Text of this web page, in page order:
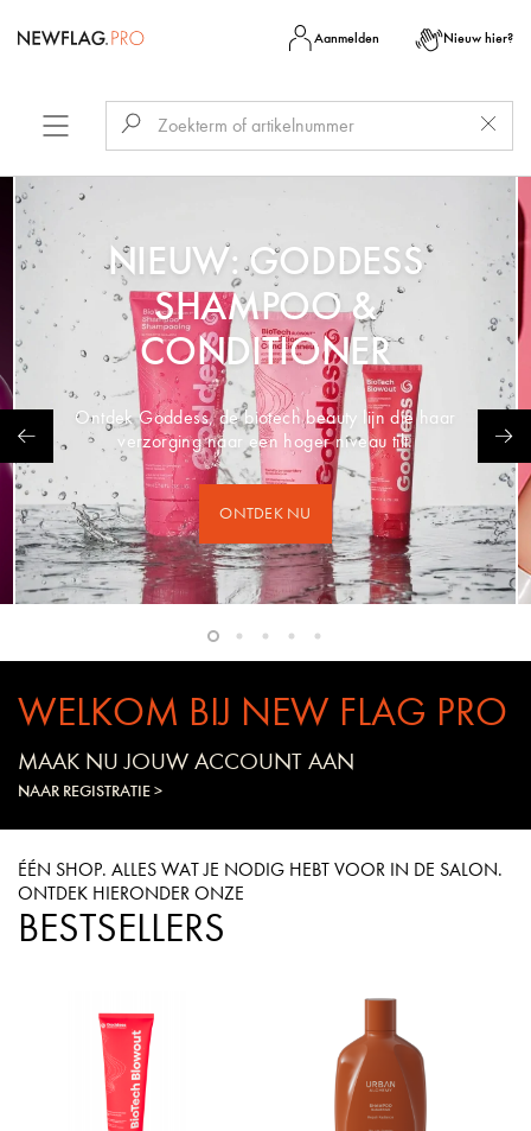
Aanmelden Nieuw hier?
NIEUW: GODDESS
SHAMPOO &
CONDITIONER
Ontdek Goddess, de biotech beauty lijn die haar
verzorging naar een hoger niveau tilt.
ONTDEK NU
WELKOM BIJ NEW FLAG PRO
MAAK NU JOUW ACCOUNT AAN
NAAR REGISTRATIE >
ÉÉN SHOP. ALLES WAT JE NODIG HEBT VOOR IN DE SALON.
ONTDEK HIERONDER ONZE
BESTSELLERS